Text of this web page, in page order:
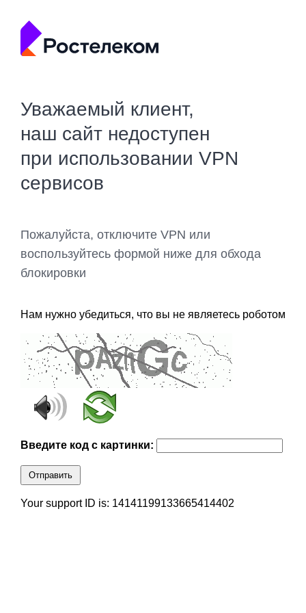
Уважаемый клиент,
наш сайт недоступен
при использовании VPN
сервисов
Пожалуйста, отключите VPN или
воспользуйтесь формой ниже для обхода
блокировки
Нам нужно убедиться, что вы не являетесь роботом
Введите код с картинки:
Отправить
Your support ID is: 14141199133665414402